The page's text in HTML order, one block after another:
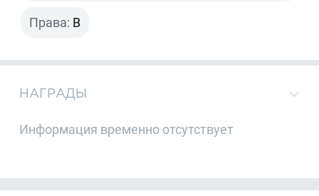
Права: B
НАГРАДЫ
Информация временно отсутствует